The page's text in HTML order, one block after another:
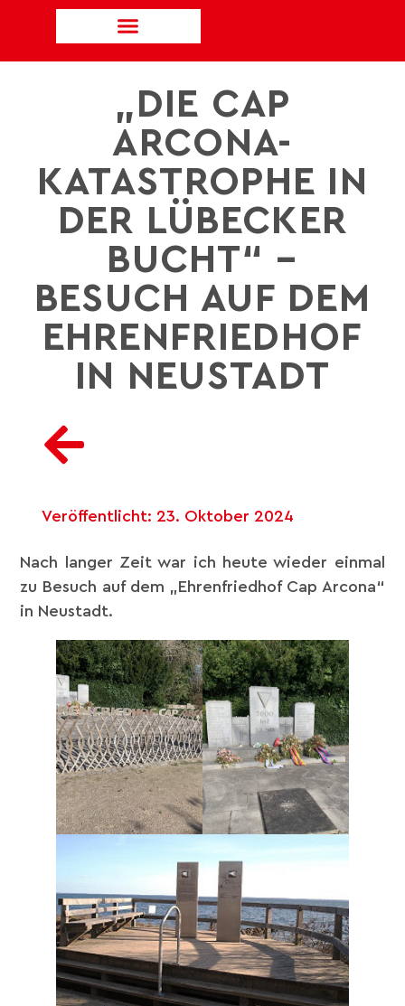
„DIE CAP
ARCONA-
KATASTROPHE IN
DER LÜBECKER
BUCHT“ –
BESUCH AUF DEM
EHRENFRIEDHOF
IN NEUSTADT
Veröffentlicht: 23. Oktober 2024
Nach langer Zeit war ich heute wieder einmal
zu Besuch auf dem „Ehrenfriedhof Cap Arcona“
in Neustadt.